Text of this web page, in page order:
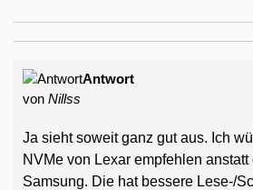
Antwort
von Nillss
Ja sieht soweit ganz gut aus. Ich
NVMe von Lexar empfehlen anstatt
Samsung. Die hat bessere Lese-/